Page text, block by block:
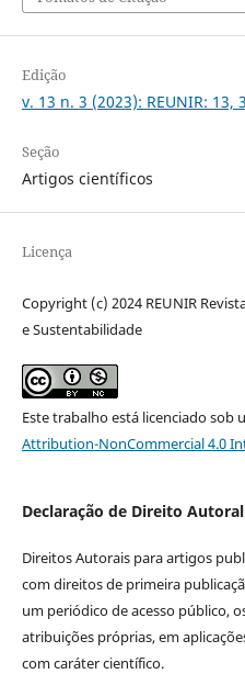
Edição
v. 13 n. 3 (2023): REUNIR: 13,
Seção
Artigos científicos
Licença
Copyright (c) 2024 REUNIR
e Sustentabilidade
Este trabalho está licenciado sob
Attribution-NonCommercial 4.0
Declaração de Direito Autoral
Direitos Autorais para artigos
com direitos de primeira
um periódico de acesso público,
atribuições próprias, em
com caráter científico.